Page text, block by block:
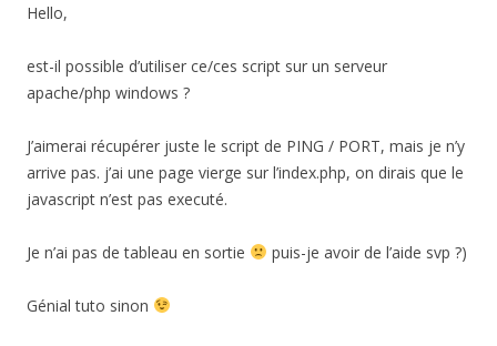
Hello,
est-il possible d’utiliser ce/ces script sur un serveur
apache/php windows ?
J’aimerai récupérer juste le script de PING / PORT, mais je n’y
arrive pas. j’ai une page vierge sur l’index.php, on dirais que le
javascript n’est pas executé.
Je n’ai pas de tableau en sortie puis-je avoir de l’aide svp ?)
Génial tuto sinon